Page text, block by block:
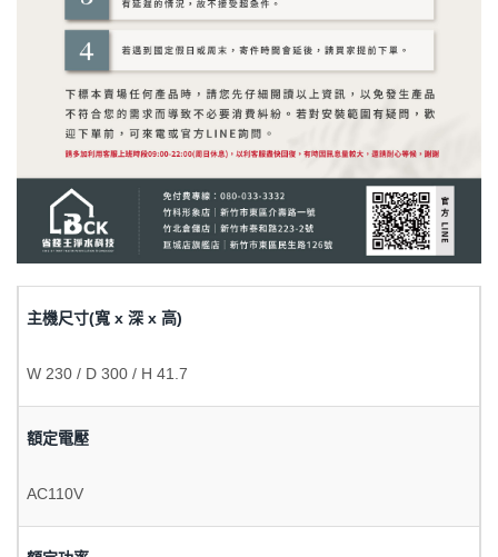
主機尺寸(寬 x 深 x 高)
W 230 / D 300 / H 41.7
額定電壓
AC110V